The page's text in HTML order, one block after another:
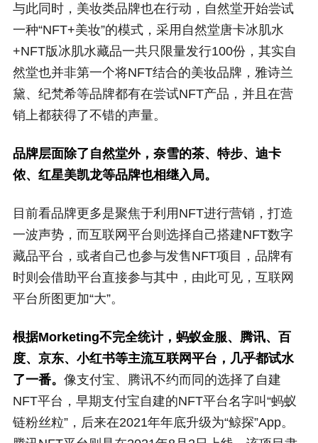
与此同时，美妆类品牌也在行动，自然堂开始尝试
一种“NFT+美妆”的模式，采用自然堂唐卡冰肌水
+NFT版冰肌水藏品一共只限量发行100份，其实自
然堂也并非第一个将NFT结合的美妆品牌，雅诗兰
黛、纪梵希等品牌都有在尝试NFT产品，并且在营
销上都获得了不错的声量。
品牌层面除了自然堂外，奈雪的茶、特步、迪卡
侬、红星美凯龙等品牌也相继入局。
目前看品牌更多是聚焦于利用NFT进行营销，打造
一波声势，而互联网平台则选择自己搭建NFT数字
藏品平台，或者自己也参与发售NFT项目，品牌有
时则会借助平台直接参与其中，由此可见，互联网
平台所图更加“大”。
根据Morketing不完全统计，蚂蚁金服、腾讯、百
度、京东、小红书等主流互联网平台，几乎都试水
了一番。 像支付宝、腾讯不约而同的选择了自建
NFT平台，早期支付宝自建的NFT平台名字叫“蚂蚁
链粉丝粒”，后来在2021年年底升级为“鲸探”App。